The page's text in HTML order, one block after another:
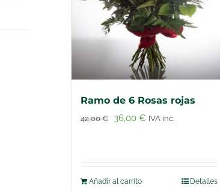
Ramo de 6 Rosas rojas
42,00€
El
42,00 €.
36,00 € El
IVA inc.
Añadir al carrito Detalles